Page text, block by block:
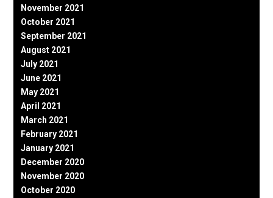
November 2021
October 2021
September 2021
August 2021
July 2021
June 2021
May 2021
April 2021
March 2021
February 2021
January 2021
December 2020
November 2020
October 2020